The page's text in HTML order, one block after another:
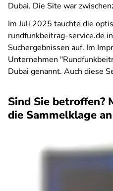
Dubai. Die Site war
Im Juli 2025 tauchte die
rundfunkbeitrag-service.de
Suchergebnissen auf. Im
Unternehmen
Dubai genannt. Auch diese
Sind Sie betroffen?
die Sammelklage an